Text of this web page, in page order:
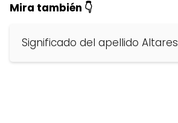
Mira también 👇
Significado del apellido Altares